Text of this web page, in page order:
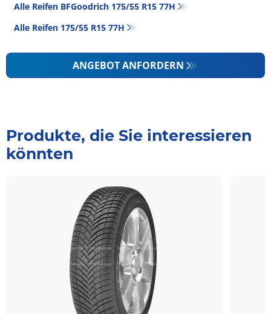
Alle Reifen BFGoodrich 175/55 R15 77H
Alle Reifen‎ 175/55 R15 77H
ANGEBOT ANFORDERN
Produkte, die Sie interessieren
könnten